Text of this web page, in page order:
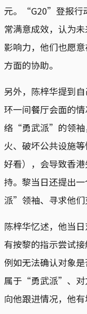
元。“G20”登报行
常满意成效，认为
影响力，他们也愿
方面的协助。
另外，陈梓华提到
环一间餐厅会面的
络“勇武派”的领袖
火、破坏公共设施
好看），会导致香
持。黎当日还提出
派”领袖、寻求他们
陈梓华忆述，他当
有按黎的指示尝试
例如无法确认对象
属于“勇武派”、对
向他跟进情况，他有